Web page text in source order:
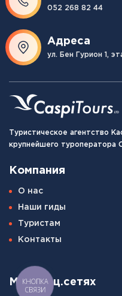
052 268 82 44
Адреса
ул. Бен Гурион 1,
Туристическое агентство
крупнейшего туроператора
Компания
О нас
Наши гиды
Туристам
Контакты
Мы в соц.сетях
КНОПКА
СВЯЗИ